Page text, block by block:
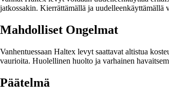
jatkossakin. Kierrättämällä ja uudelleenkäyttämällä
Mahdolliset Ongelmat
Vanhentuessaan Haltex levyt saattavat altistua
vaurioita. Huolellinen huolto ja varhainen
Päätelmä